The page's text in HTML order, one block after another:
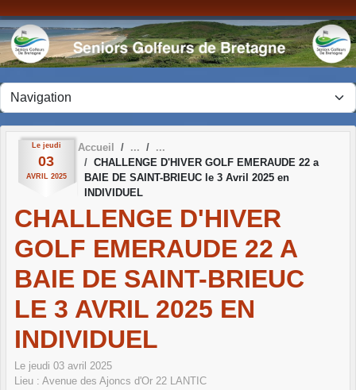
Le jeudi
03
AVRIL 2025
Accueil
CHALLENGE D'HIVER GOLF EMERAUDE 22 a
BAIE DE SAINT-BRIEUC le 3 Avril 2025 en
INDIVIDUEL
CHALLENGE D'HIVER
GOLF EMERAUDE 22 A
BAIE DE SAINT-BRIEUC
LE 3 AVRIL 2025 EN
INDIVIDUEL
Le jeudi 03 avril 2025
Lieu : Avenue des Ajoncs d'Or 22 LANTIC